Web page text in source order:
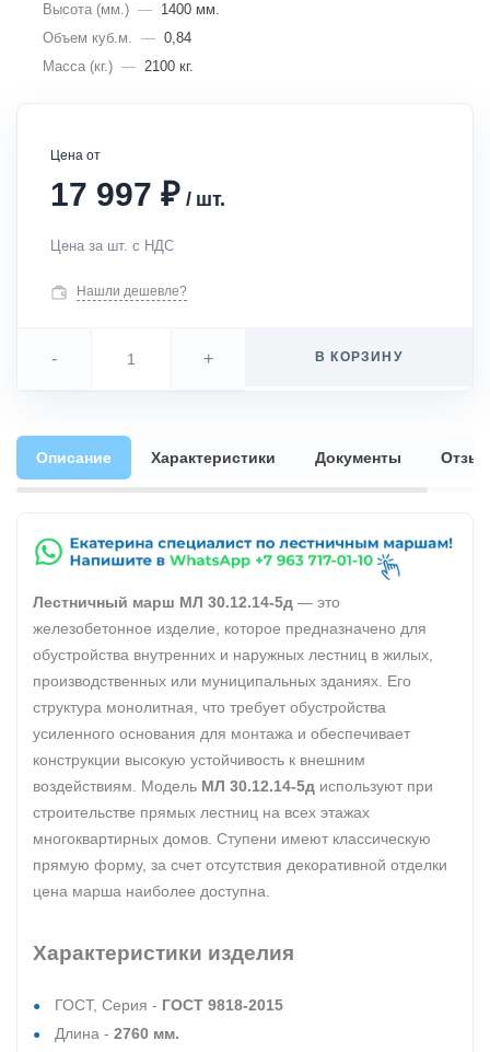
Высота (мм.) — 1400 мм.
Объем куб.м. — 0,84
Масса (кг.) — 2100 кг.
Цена от
17 997 ₽ / шт.
Цена за шт. с НДС
Нашли дешевле?
- + В КОРЗИНУ
Описание Характеристики Документы
Лестничный марш МЛ 30.12.14-5д — это
железобетонное изделие, которое предназначено для
обустройства внутренних и наружных лестниц в жилых,
производственных или муниципальных зданиях. Его
структура монолитная, что требует обустройства
усиленного основания для монтажа и обеспечивает
конструкции высокую устойчивость к внешним
воздействиям. Модель МЛ 30.12.14-5д используют при
строительстве прямых лестниц на всех этажах
многоквартирных домов. Ступени имеют классическую
прямую форму, за счет отсутствия декоративной отделки
цена марша наиболее доступна.
Характеристики изделия
ГОСТ, Серия - ГОСТ 9818-2015
Длина - 2760 мм.